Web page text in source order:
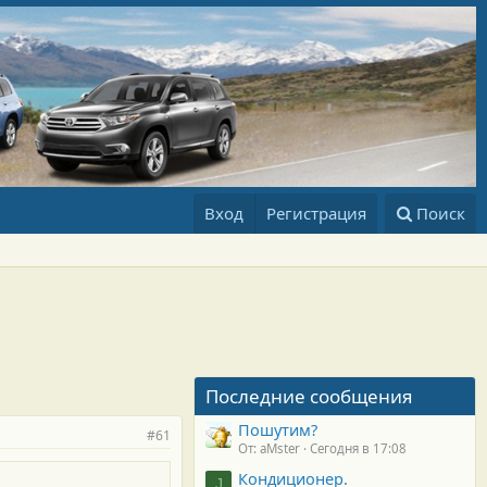
Вход Регистрация Поиск
#61
Последние сообщения
Пошутим?
От: aMster Сегодня в 17:08
Кондиционер.